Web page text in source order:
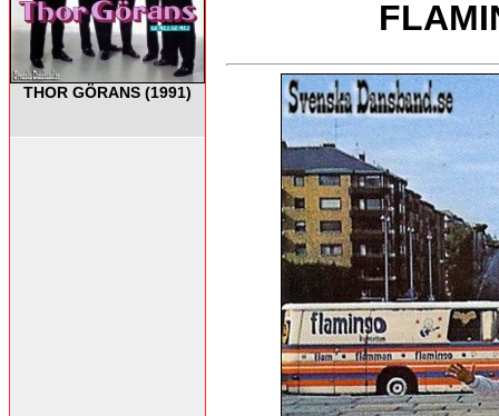
THOR GÖRANS (1991)